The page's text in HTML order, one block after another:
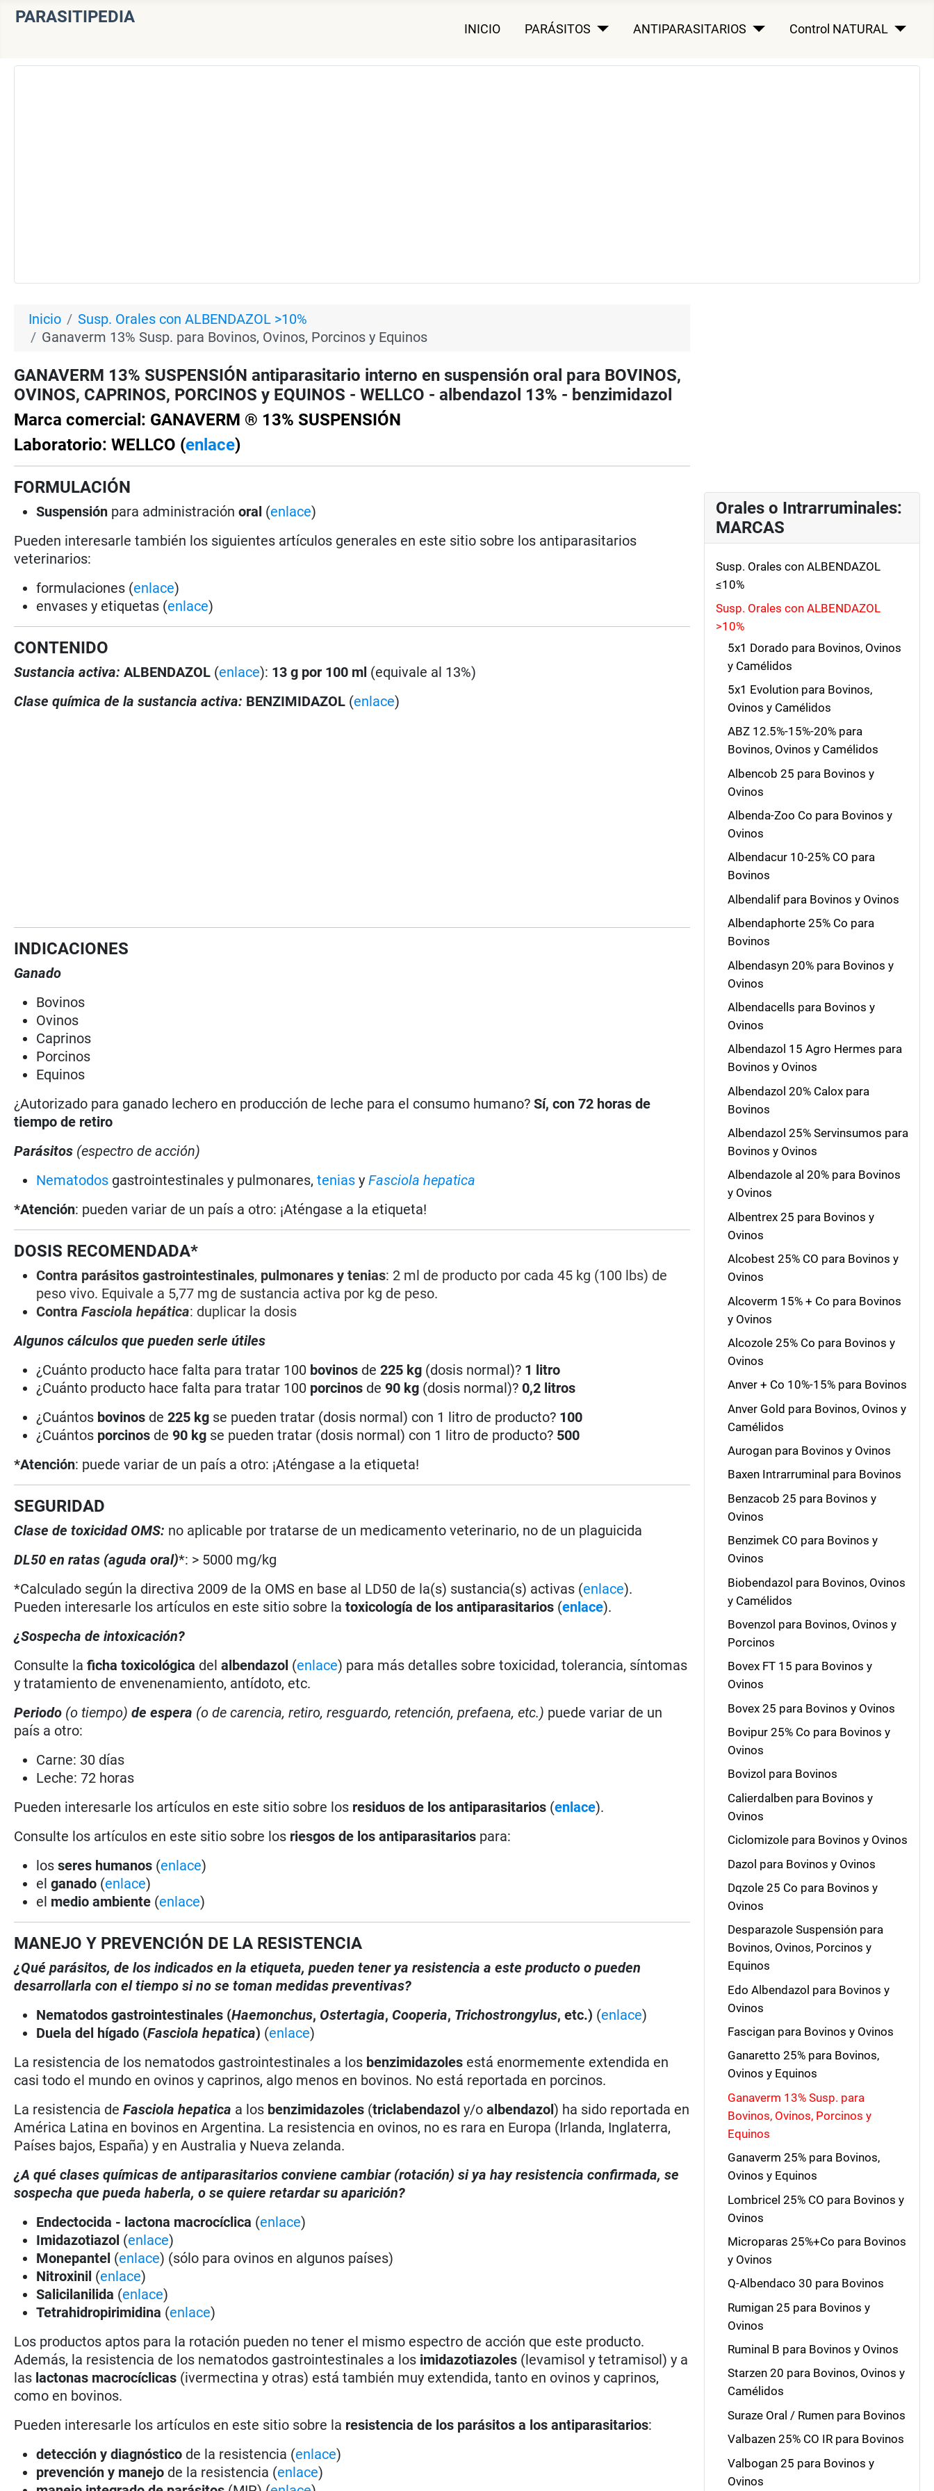
PARASITIPEDIA
INICIO PARÁSITOS ANTIPARASITARIOS Control NATURAL
Inicio
Susp. Orales con ALBENDAZOL >10%
Ganaverm 13% Susp. para Bovinos, Ovinos, Porcinos y Equinos
GANAVERM 13% SUSPENSIÓN antiparasitario interno en suspensión oral para BOVINOS,
OVINOS, CAPRINOS, PORCINOS y EQUINOS - WELLCO - albendazol 13% - benzimidazol
Marca comercial: GANAVERM ® 13% SUSPENSIÓN
Laboratorio: WELLCO (enlace)
FORMULACIÓN
Suspensión para administraciónoral (enlace)
Pueden interesarle también los siguientes artículos generales en este sitio sobre los antiparasitarios
veterinarios:
formulaciones (enlace)
envases y etiquetas (enlace)
CONTENIDO
Sustancia activa: ALBENDAZOL (enlace): 13 g por 100 ml (equivale al 13%)
Clase química de la sustancia activa: BENZIMIDAZOL (enlace)
INDICACIONES
Ganado
Bovinos
Ovinos
Caprinos
Porcinos
Equinos
¿Autorizado para ganado lechero en producción de leche para el consumo humano?Sí, con 72 horas de
tiempo de retiro
Parásitos (espectro de acción)
Nematodos gastrointestinales y pulmonares,tenias yFasciola hepatica
*Atención: pueden variar de un país a otro: ¡Aténgase a la etiqueta!
DOSIS RECOMENDADA*
Contra parásitos gas­troin­testinales, pulmonares y tenias: 2 ml de producto por cada 45 kg (100 lbs) de
peso vivo. Equivale a 5,77 mg de sustancia activa por kg de peso.
ContraFasciola hepática: duplicar la dosis
Algunos cálculos que pueden serle útiles
¿Cuánto producto hace falta para tratar 100 bovinos de225 kg (dosis normal)? 1 litro
¿Cuánto producto hace falta para tratar 100 porcinos de90 kg (dosis normal)? 0,2 litros
¿Cuántos bovinos de225 kg se pueden tratar (dosis normal) con 1 litro de producto? 100
¿Cuántos porcinos de90 kg se pueden tratar (dosis normal) con 1 litro de producto? 500
*Atención: puede variar de un país a otro: ¡Aténgase a la etiqueta!
SEGURIDAD
Clase de toxicidad OMS: no aplicable por tratarse de un medicamento veterinario, no de un plaguicida
DL50 en ratas (aguda oral)*: > 5000 mg/kg
*Calculado según la directiva 2009 de la OMS en base al LD50 de la(s) sustancia(s) activas (enlace).
Pueden interesarle los artículos en este sitio sobre la toxicología de los antiparasitarios (enlace).
¿Sospecha de intoxicación?
Consulte laficha toxicológica delalbendazol (enlace) para más detalles sobre toxicidad, tolerancia, síntomas
y tratamiento de envenenamiento, antídoto, etc.
Periodo (o tiempo) de espera (o de carencia, retiro, resguardo, retención, prefaena, etc.) puede variar de un
país a otro:
Carne: 30 días
Leche: 72 horas
Pueden interesarle los artículos en este sitio sobre los residuos de los antiparasitarios (enlace).
Consulte los artículos en este sitio sobre los riesgos de los antiparasitarios para:
losseres humanos (enlace)
elganado (enlace)
el medio ambiente (enlace)
MANEJO Y PREVENCIÓN DE LA RESISTENCIA
¿Qué parásitos, de los indicados en la etiqueta, pueden tener ya resistencia a este producto o pueden
desarrollarla con el tiempo si no se toman medidas preventivas?
Nematodos gastrointestinales (Haemonchus, Ostertagia, Cooperia, Trichostrongylus, etc.) (enlace)
Duela del hígado (Fasciola hepatica) (enlace)
La resistencia de los nematodos gastrointestinales a los benzimidazoles está enormemente extendida en
casi todo el mundo en ovinos y caprinos, algo menos en bovinos. No está reportada en porcinos.
La resistencia deFasciola hepatica a los benzimidazoles (triclabendazol y/oalbendazol) ha sido reportada en
América Latina en bovinos en Argentina. La resistencia en ovinos, no es rara en Europa (Irlanda, Inglaterra,
Países bajos, España) y en Australia y Nueva zelanda.
¿A qué clases químicas de antiparasitarios conviene cambiar (rotación) si ya hay resistencia confirmada, se
sospecha que pueda haberla, o se quiere retardar su aparición?
Endectocida - lactona macrocíclica (enlace)
Imidazotiazol (enlace)
Monepantel (enlace) (sólo para ovinos en algunos países)
Nitroxinil (enlace)
Salicilanilida (enlace)
Tetrahidropirimidina (enlace)
Los productos aptos para la rotación pueden no tener el mismo espectro de acción que este producto.
Además, la resistencia de los nematodos gastrointestinales a los imidazotiazoles (levamisol y tetramisol) y a
las lactonas macrocíclicas (ivermectina y otras) está también muy extendida, tanto en ovinos y caprinos,
como en bovinos.
Pueden interesarle los artículos en este sitio sobre la resistencia de los parásitos a los antiparasitarios:
detección y diagnóstico de la resistencia (enlace)
prevención y manejo de la resistencia (enlace)
Orales o Intrarruminales:
MARCAS
Susp. Orales con ALBENDAZOL
≤10%
Susp. Orales con ALBENDAZOL
>10%
5x1 Dorado para Bovinos, Ovinos
y Camélidos
5x1 Evolution para Bovinos,
Ovinos y Camélidos
ABZ 12.5%-15%-20% para
Bovinos, Ovinos y Camélidos
Albencob 25 para Bovinos y
Ovinos
Albenda-Zoo Co para Bovinos y
Ovinos
Albendacur 10-25% CO para
Bovinos
Albendalif para Bovinos y Ovinos
Albendaphorte 25% Co para
Bovinos
Albendasyn 20% para Bovinos y
Ovinos
Albendacells para Bovinos y
Ovinos
Albendazol 15 Agro Hermes para
Bovinos y Ovinos
Albendazol 20% Calox para
Bovinos
Albendazol 25% Servinsumos para
Bovinos y Ovinos
Albendazole al 20% para Bovinos
y Ovinos
Albentrex 25 para Bovinos y
Ovinos
Alcobest 25% CO para Bovinos y
Ovinos
Alcoverm 15% + Co para Bovinos
y Ovinos
Alcozole 25% Co para Bovinos y
Ovinos
Anver + Co 10%-15% para Bovinos
Anver Gold para Bovinos, Ovinos y
Camélidos
Aurogan para Bovinos y Ovinos
Baxen Intrarruminal para Bovinos
Benzacob 25 para Bovinos y
Ovinos
Benzimek CO para Bovinos y
Ovinos
Biobendazol para Bovinos, Ovinos
y Camélidos
Bovenzol para Bovinos, Ovinos y
Porcinos
Bovex FT 15 para Bovinos y
Ovinos
Bovex 25 para Bovinos y Ovinos
Bovipur 25% Co para Bovinos y
Ovinos
Bovizol para Bovinos
Calierdalben para Bovinos y
Ovinos
Ciclomizole para Bovinos y Ovinos
Dazol para Bovinos y Ovinos
Dqzole 25 Co para Bovinos y
Ovinos
Desparazole Suspensión para
Bovinos, Ovinos, Porcinos y
Equinos
Edo Albendazol para Bovinos y
Ovinos
Fascigan para Bovinos y Ovinos
Ganaretto 25% para Bovinos,
Ovinos y Equinos
Ganaverm 13% Susp. para
Bovinos, Ovinos, Porcinos y
Equinos
Ganaverm 25% para Bovinos,
Ovinos y Equinos
Lombricel 25% CO para Bovinos y
Ovinos
Microparas 25%+Co para Bovinos
y Ovinos
Q-Albendaco 30 para Bovinos
Rumigan 25 para Bovinos y
Ovinos
Ruminal B para Bovinos y Ovinos
Starzen 20 para Bovinos, Ovinos y
Camélidos
Suraze Oral / Rumen para Bovinos
Valbazen 25% CO IR para Bovinos
Valbogan 25 para Bovinos y
Ovinos